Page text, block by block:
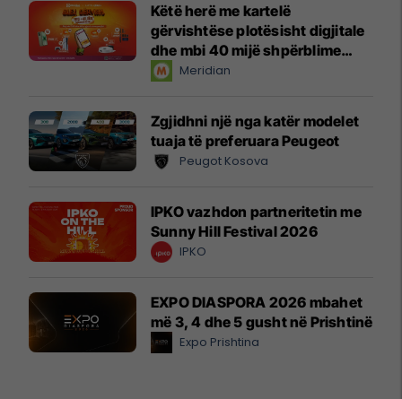
Këtë herë me kartelë
gërvishtëse plotësisht digjitale
dhe mbi 40 mijë shpërblime
instant!Meridian
Zgjidhni një nga katër modelet
tuaja të preferuara Peugeot
Peugot Kosova
IPKO vazhdon partneritetin me
Sunny Hill Festival 2026
IPKO
EXPO DIASPORA 2026 mbahet
më 3, 4 dhe 5 gusht në Prishtinë
Expo Prishtina